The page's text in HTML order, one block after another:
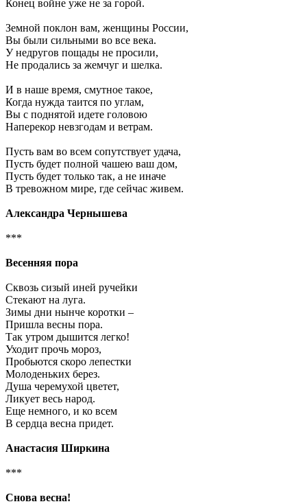
Конец войне уже не за горой.
Земной поклон вам, женщины России,
Вы были сильными во все века.
У недругов пощады не просили,
Не продались за жемчуг и шелка.
И в наше время, смутное такое,
Когда нужда таится по углам,
Вы с поднятой идете головою
Наперекор невзгодам и ветрам.
Пусть вам во всем сопутствует удача,
Пусть будет полной чашею ваш дом,
Пусть будет только так, а не иначе
В тревожном мире, где сейчас живем.
Александра Чернышева
***
Весенняя пора
Сквозь сизый иней ручейки
Стекают на луга.
Зимы дни нынче коротки –
Пришла весны пора.
Так утром дышится легко!
Уходит прочь мороз,
Пробьются скоро лепестки
Молоденьких берез.
Душа черемухой цветет,
Ликует весь народ.
Еще немного, и ко всем
В сердца весна придет.
Анастасия Ширкина
***
Снова весна!